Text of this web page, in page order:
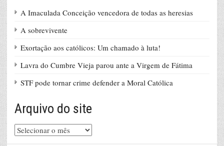
A Imaculada Conceição vencedora de todas as heresias
A sobrevivente
Exortação aos católicos: Um chamado à luta!
Lavra do Cumbre Vieja parou ante a Virgem de Fátima
STF pode tornar crime defender a Moral Católica
Arquivo do site
Arquivo
do